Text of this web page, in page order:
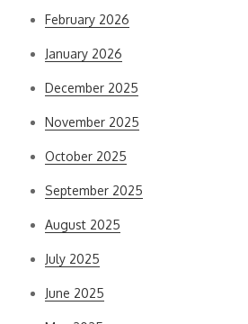
February 2026
January 2026
December 2025
November 2025
October 2025
September 2025
August 2025
July 2025
June 2025